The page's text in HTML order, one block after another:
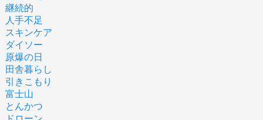
継続的
人手不足
スキンケア
ダイソー
原爆の日
田舎暮らし
引きこもり
富士山
とんかつ